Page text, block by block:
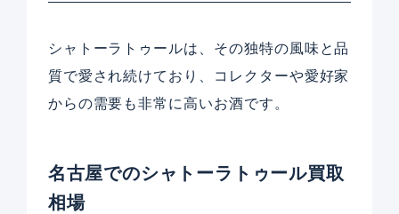
シャトーラトゥールは、その独特の風味と品
質で愛され続けており、コレクターや愛好家
からの需要も非常に高いお酒です。
名古屋でのシャトーラトゥール買取
相場